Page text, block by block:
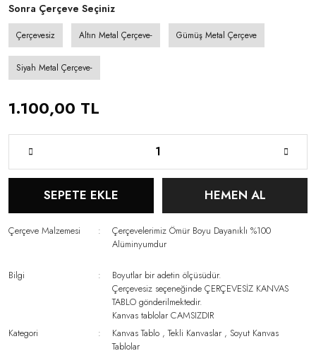
Sonra Çerçeve Seçiniz
Çerçevesiz Altın Metal Çerçeve- Gümüş Metal Çerçeve
Siyah Metal Çerçeve-
1.100,00 TL
SEPETE EKLE HEMEN AL
Çerçeve Malzemesi
Çerçevelerimiz Ömür Boyu Dayanıklı %100
Alüminyumdur
Bilgi
Boyutlar bir adetin ölçüsüdür.
Çerçevesiz seçeneğinde ÇERÇEVESİZ KANVAS
TABLO gönderilmektedir.
Kanvas tablolar CAMSIZDIR
Kategori
Kanvas Tablo ,Tekli Kanvaslar ,Soyut Kanvas
Tablolar